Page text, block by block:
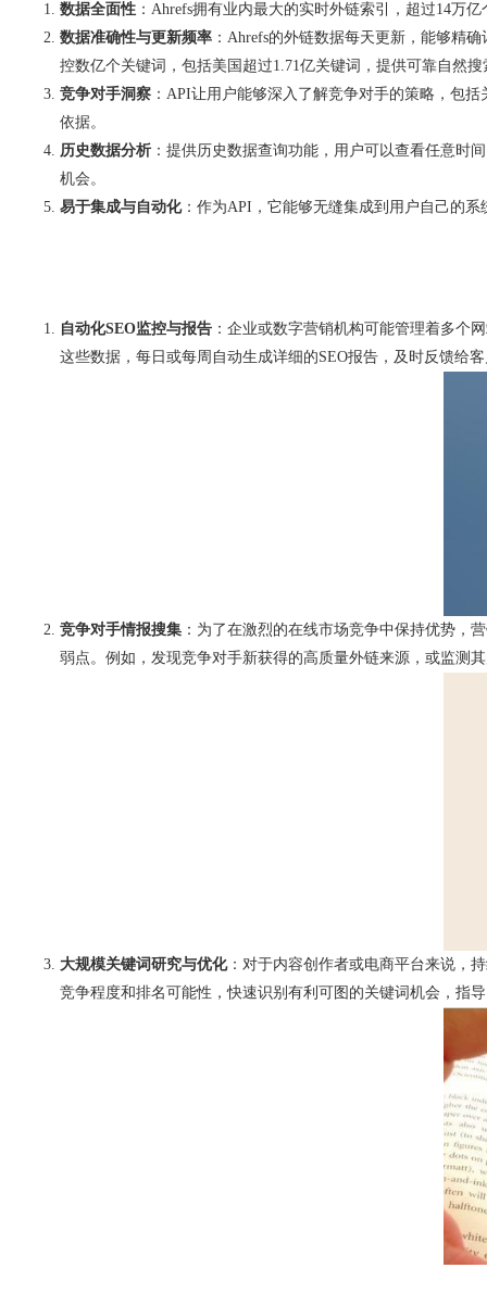
数据全面性 ：Ahrefs拥有业内最大的实时外链索引，超过14万
数据准确性与更新频率 ：Ahrefs的外链数据每天更新，能够精
控数亿个关键词，包括美国超过1.71亿关键词，提供可靠自然
竞争对手洞察 ：API让用户能够深入了解竞争对手的策略，包
依据。
历史数据分析 ：提供历史数据查询功能，用户可以查看任意时
机会。
易于集成与自动化：作为API，它能够无缝集成到用户自己的
自动化SEO监控与报告 ：企业或数字营销机构可能管理着多个
这些数据，每日或每周自动生成详细的SEO报告，及时反馈给
竞争对手情报搜集 ：为了在激烈的在线市场竞争中保持优势，
弱点。例如，发现竞争对手新获得的高质量外链来源，或监测
大规模关键词研究与优化：对于内容创作者或电商平台来说，
竞争程度和排名可能性，快速识别有利可图的关键词机会，指